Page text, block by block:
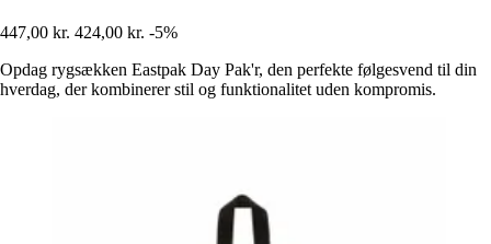
447,00 kr. 424,00 kr. -5%
Opdag rygsækken Eastpak Day Pak'r, den perfekte følgesvend til din
hverdag, der kombinerer stil og funktionalitet uden kompromis.